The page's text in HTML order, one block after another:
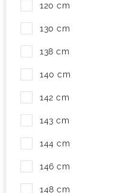
120 cm
130 cm
138 cm
140 cm
142 cm
143 cm
144 cm
146 cm
148 cm